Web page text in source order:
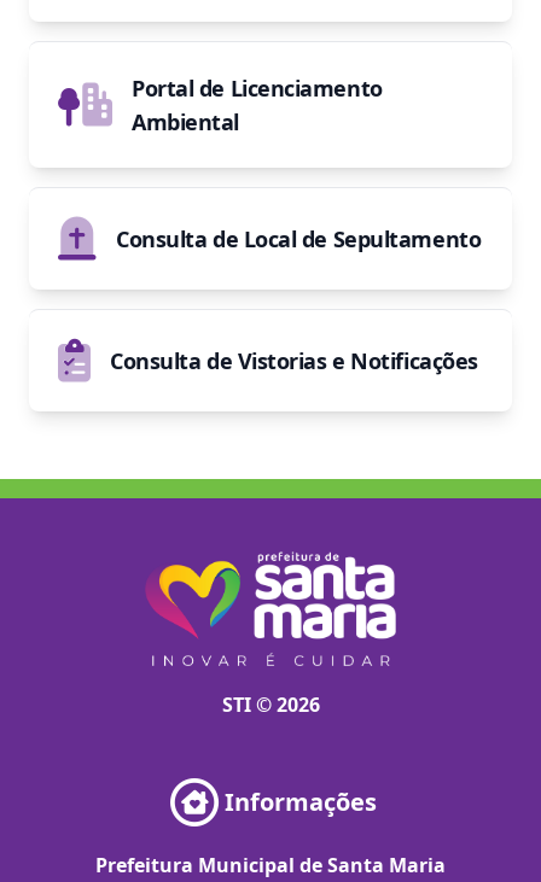
Portal de Licenciamento
Ambiental
Consulta de Local de Sepultamento
Consulta de Vistorias e Notificações
STI © 2026
Informações
Prefeitura Municipal de Santa Maria